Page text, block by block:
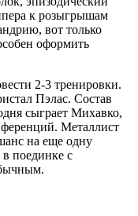
к розыгрышам
вот только
оформить
2-3 тренировки.
Пэлас. Состав
сыграет Михавко,
Металлист
на еще одну
поединке с